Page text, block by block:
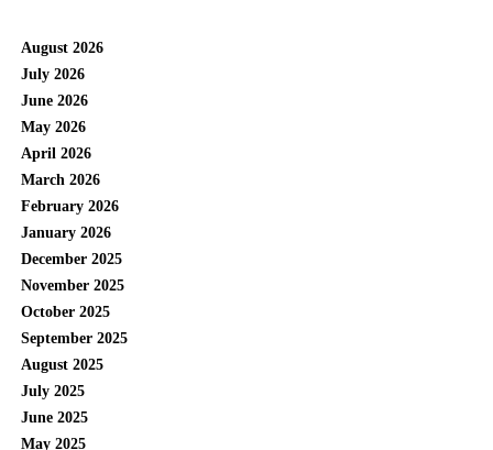
August 2026
July 2026
June 2026
May 2026
April 2026
March 2026
February 2026
January 2026
December 2025
November 2025
October 2025
September 2025
August 2025
July 2025
June 2025
May 2025